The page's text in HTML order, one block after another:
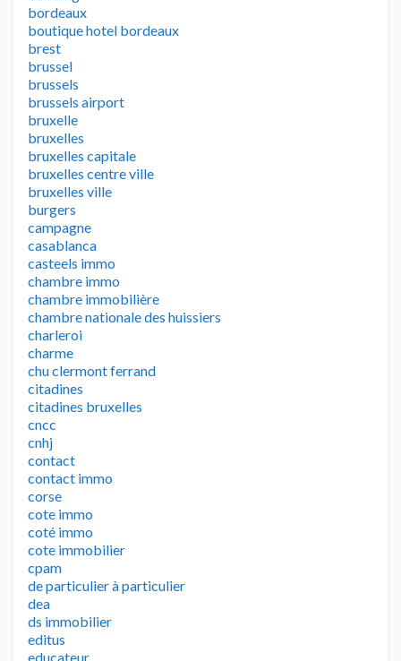
bordeaux
boutique hotel bordeaux
brest
brussel
brussels
brussels airport
bruxelle
bruxelles
bruxelles capitale
bruxelles centre ville
bruxelles ville
burgers
campagne
casablanca
casteels immo
chambre immo
chambre immobilière
chambre nationale des huissiers
charleroi
charme
chu clermont ferrand
citadines
citadines bruxelles
cncc
cnhj
contact
contact immo
corse
cote immo
coté immo
cote immobilier
cpam
de particulier à particulier
dea
ds immobilier
editus
educateur